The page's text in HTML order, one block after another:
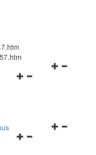
Navigationsmenü
Navigationsmenü